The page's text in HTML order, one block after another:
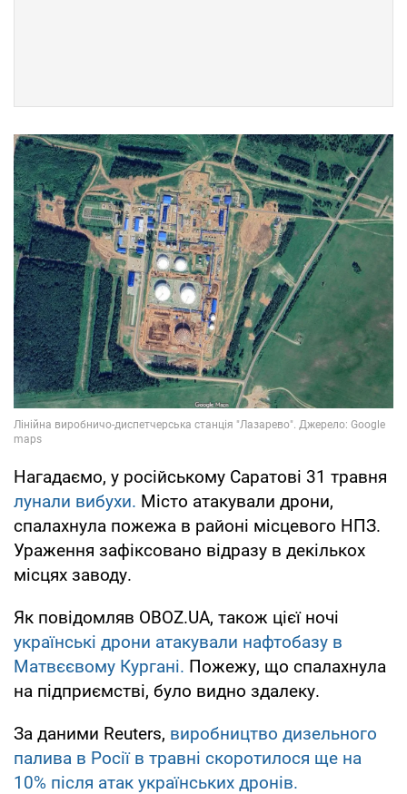
Нагадаємо, у російському Саратові 31 травня
лунали вибухи. Місто атакували дрони,
спалахнула пожежа в районі місцевого НПЗ.
Ураження зафіксовано відразу в декількох
місцях заводу.
Як повідомляв OBOZ.UA, також цієї ночі
українські дрони атакували нафтобазу в
Матвєєвому Кургані. Пожежу, що спалахнула
на підприємстві, було видно здалеку.
За даними Reuters, виробництво дизельного
палива в Росії в травні скоротилося ще на
10% після атак українських дронів.